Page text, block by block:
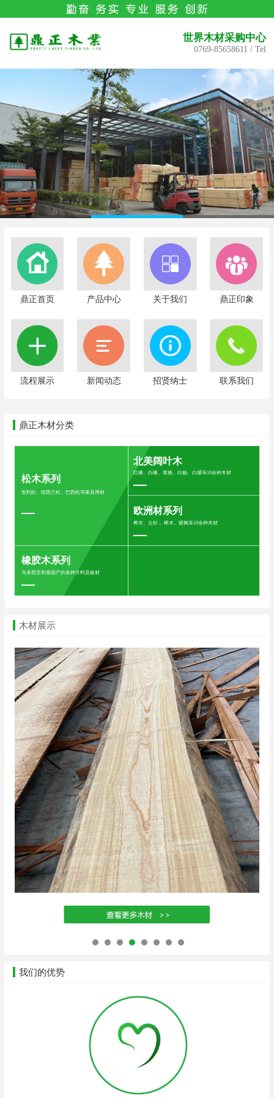
世界木材采购中心
0769-85658611 / Tel
鼎正首页 产品中心 关于我们 鼎正印象
流程展示 新闻动态 招贤纳士 联系我们
鼎正木材分类
松木系列
智利松、纽西兰松、巴西松等家具用材
橡胶木系列
马来西亚和泰国产的各种方料及板材
北美阔叶木
红橡、白橡、黄杨、白杨、白腊等10余种木材
欧洲材系列
桦木、云杉 、榉木、硬枫等10余种木材
木材展示
我们的优势